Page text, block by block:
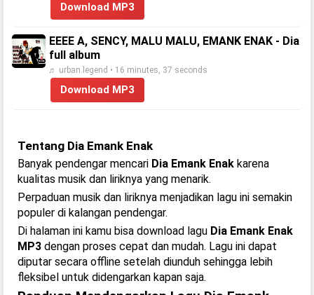
Download MP3
EEEE A, SENCY, MALU MALU, EMANK ENAK - Dia
full album
♬ urban.legend • 16 minutes, 37 seconds
Download MP3
Tentang Dia Emank Enak
Banyak pendengar mencari Dia Emank Enak karena
kualitas musik dan liriknya yang menarik.
Perpaduan musik dan liriknya menjadikan lagu ini semakin
populer di kalangan pendengar.
Di halaman ini kamu bisa download lagu Dia Emank Enak
MP3 dengan proses cepat dan mudah. Lagu ini dapat
diputar secara offline setelah diunduh sehingga lebih
fleksibel untuk didengarkan kapan saja.